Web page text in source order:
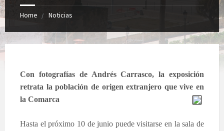
Home Noticias
Con fotografías de Andrés Carrasco, la exposición
retrata la población de origen extranjero que vive en
la Comarca
Hasta el próximo 10 de junio puede visitarse en la sala de